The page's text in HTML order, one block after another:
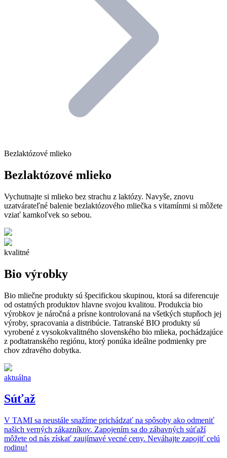
Bezlaktózové mlieko
Bezlaktózové mlieko
Vychutnajte si mlieko bez strachu z laktózy. Navyše, znovu
uzatvárateľné balenie bezlaktózového mliečka s vitamínmi si môžete
vziať kamkoľvek so sebou.
kvalitné
Bio výrobky
Bio mliečne produkty sú špecifickou skupinou, ktorá sa diferencuje
od ostatných produktov hlavne svojou kvalitou. Produkcia bio
výrobkov je náročná a prísne kontrolovaná na všetkých stupňoch jej
výroby, spracovania a distribúcie. Tatranské BIO produkty sú
vyrobené z vysokokvalitného slovenského bio mlieka, pochádzajúce
z podtatranského regiónu, ktorý ponúka ideálne podmienky pre
chov zdravého dobytka.
aktuálna
Súťaž
V TAMI sa neustále snažíme prichádzať na spôsoby ako odmeniť
našich verných zákazníkov. Zapojením sa do zábavných súťaží
môžete od nás získať zaujímavé vecné ceny. Neváhajte zapojiť celú
rodinu!